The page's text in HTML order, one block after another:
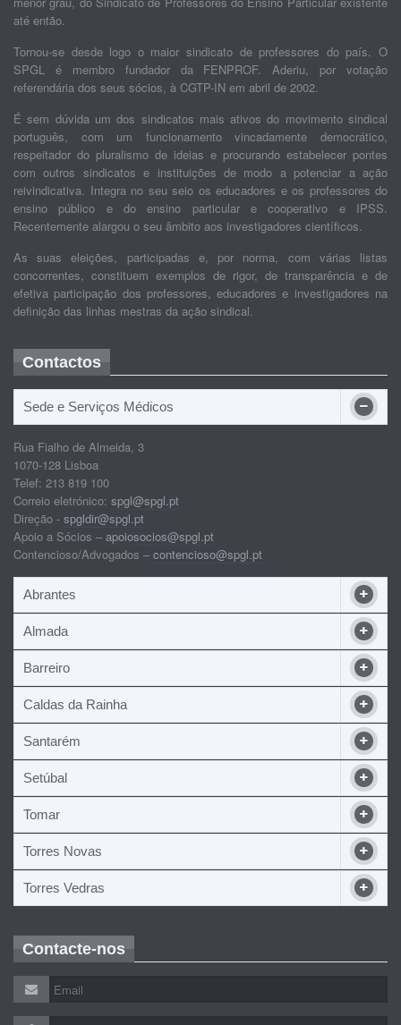
até então.
Tornou-se desde logo o maior sindicato de professores do país. O
SPGL é membro fundador da FENPROF. Aderiu, por votação
referendária dos seus sócios, à CGTP-IN em abril de 2002.
É sem dúvida um dos sindicatos mais ativos do movimento sindical
português, com um funcionamento vincadamente democrático,
respeitador do pluralismo de ideias e procurando estabelecer pontes
com outros sindicatos e instituições de modo a potenciar a ação
reivindicativa. Integra no seu seio os educadores e os professores do
ensino público e do ensino particular e cooperativo e IPSS.
Recentemente alargou o seu âmbito aos investigadores científicos.
As suas eleições, participadas e, por norma, com várias listas
concorrentes, constituem exemplos de rigor, de transparência e de
efetiva participação dos professores, educadores e investigadores na
definição das linhas mestras da ação sindical.
Contactos
Sede e Serviços Médicos
Rua Fialho de Almeida, 3
1070-128 Lisboa
Telef: 213 819 100
Correio eletrónico: spgl@spgl.pt
Direção - spgldir@spgl.pt
Apoio a Sócios – apoiosocios@spgl.pt
Contencioso/Advogados – contencioso@spgl.pt
Abrantes
Almada
Barreiro
Caldas da Rainha
Santarém
Setúbal
Tomar
Torres Novas
Torres Vedras
Contacte-nos